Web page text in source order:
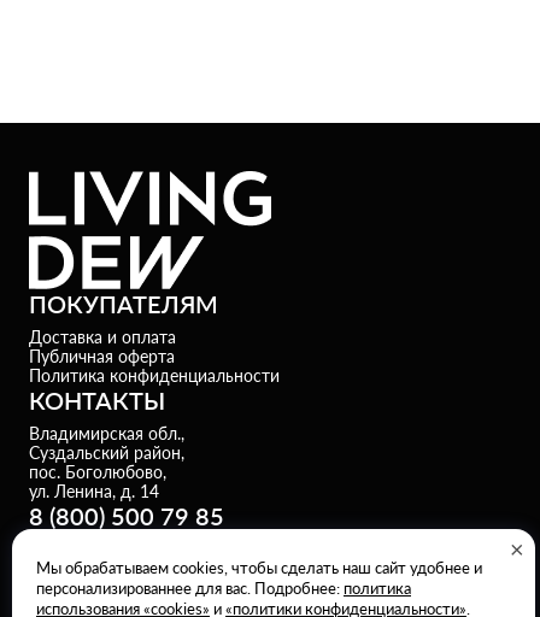
×
Мы обрабатываем cookies, чтобы сделать наш сайт удобнее и
персонализированнее для вас. Подробнее: политика
использования «cookies» и«политики конфиденциальности»
ПОКУПАТЕЛЯМ
Доставка и оплата
Публичная оферта
Политика конфиденциальности
КОНТАКТЫ
Владимирская обл.,
Суздальский район,
пос. Боголюбово,
ул. Ленина, д. 14
8 (800) 500 79 85
©2016-2025Все права защищены